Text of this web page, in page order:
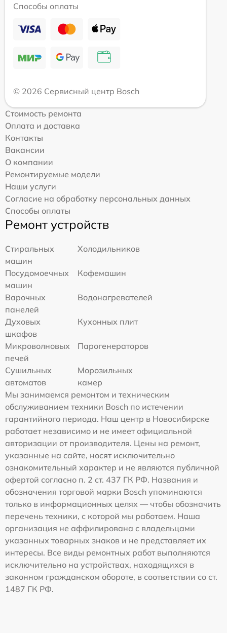
Способы оплаты
© 2026 Сервисный центр Bosch
Стоимость ремонта
Оплата и доставка
Контакты
Вакансии
О компании
Ремонтируемые модели
Наши услуги
Согласие на обработку персональных данных
Способы оплаты
Ремонт устройств
Стиральных
машин
Холодильников
Посудомоечных
машин
Кофемашин
Варочных
панелей
Водонагревателей
Духовых
шкафов
Кухонных плит
Микроволновых
печей
Парогенераторов
Сушильных
автоматов
Морозильных
камер
Мы занимаемся ремонтом и техническим
обслуживанием техники Bosch по истечении
гарантийного периода. Наш центр в Новосибирске
работает независимо и не имеет официальной
авторизации от производителя. Цены на ремонт,
указанные на сайте, носят исключительно
ознакомительный характер и не являются публичной
офертой согласно п. 2 ст. 437 ГК РФ. Названия и
обозначения торговой марки Bosch упоминаются
только в информационных целях — чтобы обозначить
перечень техники, с которой мы работаем. Наша
организация не аффилирована с владельцами
указанных товарных знаков и не представляет их
интересы. Все виды ремонтных работ выполняются
исключительно на устройствах, находящихся в
законном гражданском обороте, в соответствии со ст.
1487 ГК РФ.